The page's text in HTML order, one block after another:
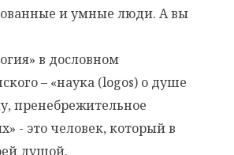
и умные люди. А вы
в дословном
– «наука (logos) о душе
пренебрежительное
- это человек, который в
душой.